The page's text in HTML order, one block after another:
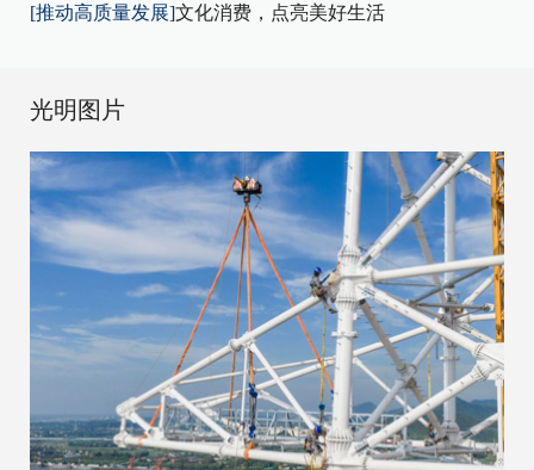
[推动高质量发展]文化消费，点亮美好生活
光明图片